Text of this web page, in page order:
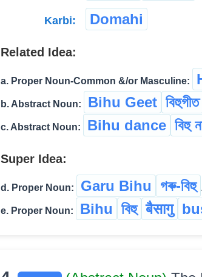
Karbi: Domahi
Related Idea:
a. Proper Noun-Common &/or Masculine:
b. Abstract Noun: Bihu Geet বিহুগীত
c. Abstract Noun: Bihu dance বিহু
Super Idea:
d. Proper Noun: Garu Bihu গৰু-বিহু
e. Proper Noun: Bihu বিহু बैसागु